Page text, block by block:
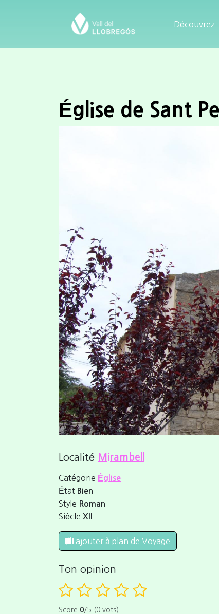
Découvrez
Église de Sant
Previous
Localité Mirambell
Catégorie Église
État Bien
Style Roman
Siècle XII
ajouter à plan de Voyage
Ton opinion
Score 0/5 (0 vots)